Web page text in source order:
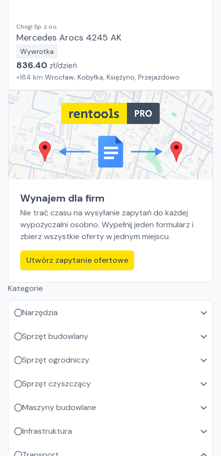
Chogi Sp. z o.o.
Mercedes Arocs 4245 AK
Wywrotka
836.40 zł/dzień
+184 km Wrocław, Kobyłka, Księżyno, Przejazdowo
Wynajem dla firm
Nie trać czasu na wysyłanie zapytań do każdej
wypożyczalni osobno. Wypełnij jeden formularz i
zbierz wszystkie oferty w jednym miejscu.
Utwórz zapytanie ofertowe
Kategorie
Narzędzia
Sprzęt budowlany
Sprzęt ogrodniczy
Sprzęt czyszczący
Maszyny budowlane
Infrastruktura